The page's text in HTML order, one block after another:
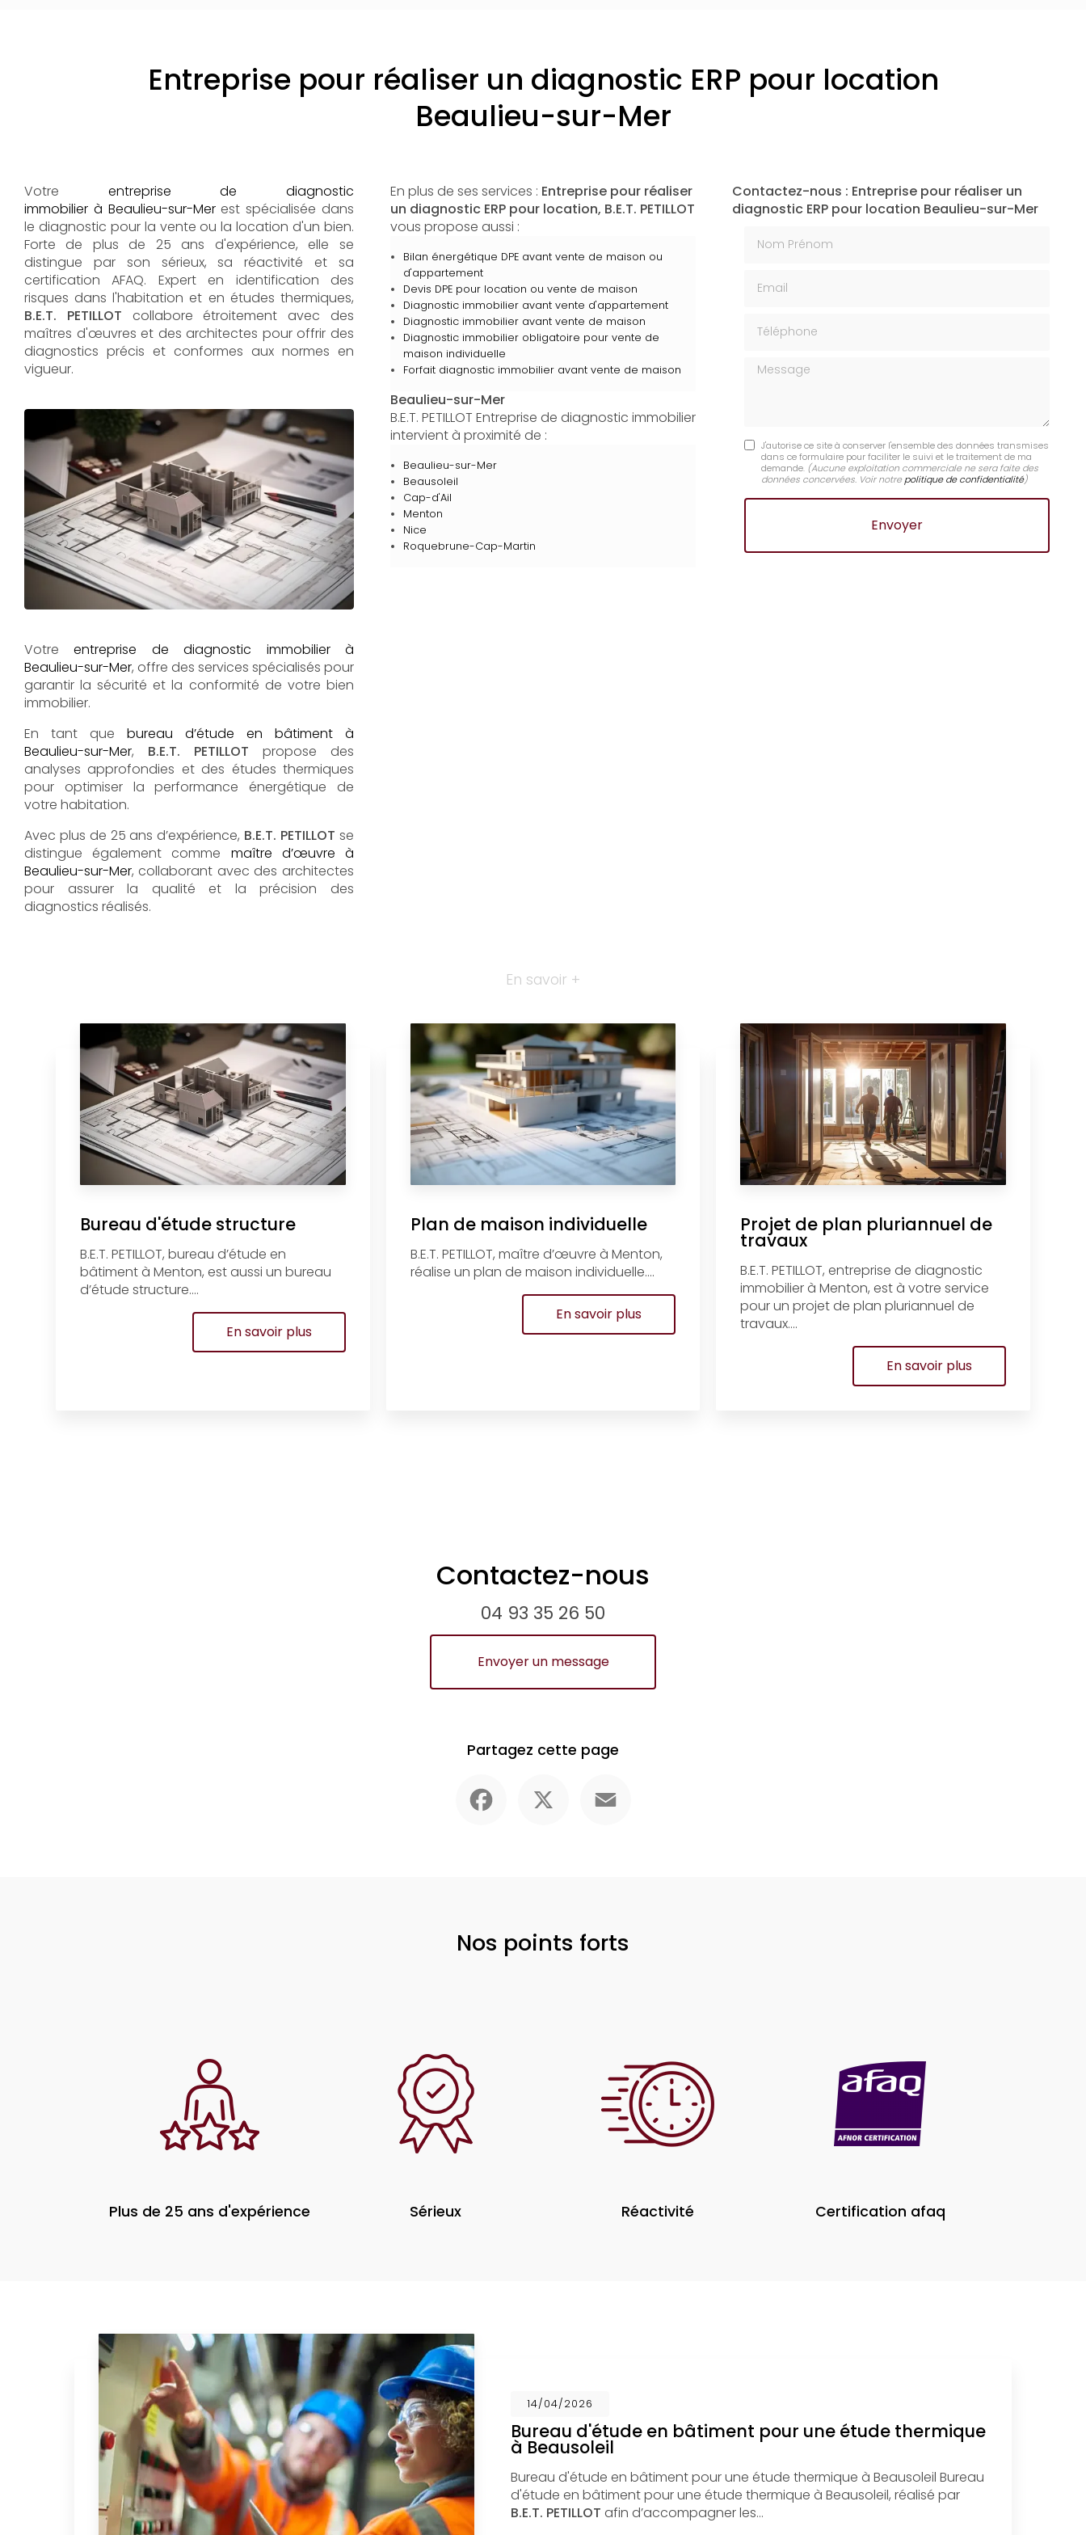
Entreprise pour réaliser un diagnostic ERP pour location
Beaulieu-sur-Mer
Votre entreprise de diagnostic
immobilier à Beaulieu-sur-Merest spécialisée dans
le diagnostic pour la vente ou la location d'un bien.
Forte de plus de 25 ans d'expérience, elle se
distingue par son sérieux, sa réactivité et sa
certification AFAQ. Expert en identification des
risques dans l'habitation et en études thermiques,
B.E.T. PETILLOT collabore étroitement avec des
maîtres d'œuvres et des architectes pour offrir des
diagnostics précis et conformes aux normes en
vigueur.
Votreentreprise de diagnostic immobilier à
Beaulieu-sur-Mer, offre des services spécialisés pour
garantir la sécurité et la conformité de votre bien
immobilier.
En tant que bureau d’étude en bâtiment à
Beaulieu-sur-Mer, B.E.T. PETILLOT propose des
analyses approfondies et des études thermiques
pour optimiser la performance énergétique de
votre habitation.
Avec plus de 25 ans d’expérience, B.E.T. PETILLOT se
distingue également comme maître d’œuvre à
Beaulieu-sur-Mer, collaborant avec des architectes
pour assurer la qualité et la précision des
diagnostics réalisés.
En plus de ses services : Entreprise pour réaliser
un diagnostic ERP pour location, B.E.T. PETILLOT
vous propose aussi :
Bilan énergétique DPE avant vente de maison ou
d'appartement
Devis DPE pour location ou vente de maison
Diagnostic immobilier avant vente d'appartement
Diagnostic immobilier avant vente de maison
Diagnostic immobilier obligatoire pour vente de
maison individuelle
Forfait diagnostic immobilier avant vente de maison
Beaulieu-sur-Mer
B.E.T. PETILLOT Entreprise de diagnostic immobilier
intervient à proximité de :
Beaulieu-sur-Mer
Beausoleil
Cap-d'Ail
Menton
Nice
Roquebrune-Cap-Martin
Contactez-nous : Entreprise pour réaliser un
diagnostic ERP pour location Beaulieu-sur-Mer
Message
J'autorise ce site à conserver l'ensemble des données transmises
dans ce formulaire pour faciliter le suivi et le traitement de ma
demande. (Aucune exploitation commerciale ne sera faite des
données concervées. Voir notre politique de confidentialité)
En savoir +
Bureau d'étude structure
B.E.T. PETILLOT, bureau d’étude en
bâtiment à Menton, est aussi un bureau
d’étude structure....
En savoir plus
Plan de maison individuelle
B.E.T. PETILLOT, maître d’œuvre à Menton,
réalise un plan de maison individuelle....
En savoir plus
Projet de plan pluriannuel de
travaux
B.E.T. PETILLOT, entreprise de diagnostic
immobilier à Menton, est à votre service
pour un projet de plan pluriannuel de
travaux....
En savoir plus
Contactez-nous
04 93 35 26 50
Envoyer un message
Partagez cette page
Nos points forts
Plus de 25 ans d'expérience Sérieux Réactivité Certification afaq
14/04/2026
Bureau d'étude en bâtiment pour une étude thermique
à Beausoleil
Bureau d'étude en bâtiment pour une étude thermique à Beausoleil Bureau
d'étude en bâtiment pour une étude thermique à Beausoleil, réalisé par
B.E.T. PETILLOT afin d’accompagner les…